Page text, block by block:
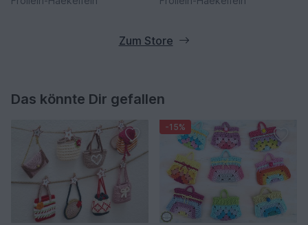
Zum Store
Das könnte Dir gefallen
-15%